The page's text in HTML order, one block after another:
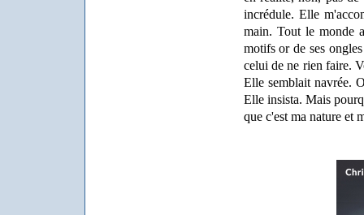
incrédule. Elle
main. Tout le monde
motifs or de ses
celui de ne rien faire.
Elle semblait navrée.
Elle insista. Mais
que c'est ma nature et